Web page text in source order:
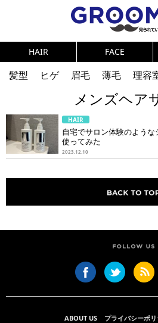
HAIR FACE
髪型 ヒゲ 眉毛 薄毛 理容
体臭 ニオイ
メンズコスメ
NEWS PICK UP
テストステロン
海外セレブ
健康
スキンケア 食事
調査
トレーニング
好印象な男
頭
ダイエット
理容室
メンズヘア
HAIR
自宅でサロン体験のような
使ってみた
2023.12.10
ABOUT US プライバシーポ